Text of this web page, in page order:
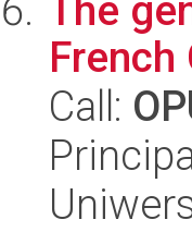
The
French
Call: